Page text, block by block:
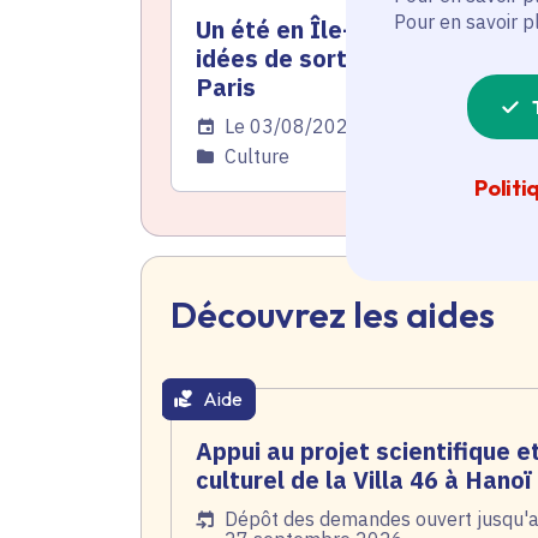
Pour en savoir
Un été en Île-de-France : 6
idées de sortie à l'ouest de
Paris
Date de l'arrêté
Le 03/08/2026
Catégorie
Culture
Découvrez les aides
thématique active
Aide
Appui au projet scientifique
culturel de la Villa 46 à Hanoï
Date de l'arrêté
Dépôt des demandes ouvert